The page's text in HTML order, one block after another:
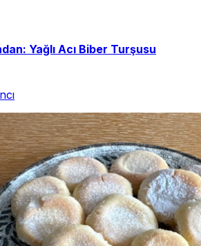
Yağlı Acı Biber Turşusu